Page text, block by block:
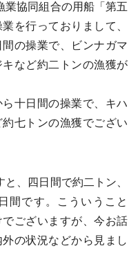
協同組合の用船「第五
を行っておりまして、
の操業で、ビンナガマ
など約二トンの漁獲が
十日間の操業で、キハ
七トンの漁獲でござい
、四日間で約二トン、
間です。こういうこと
ございますが、今お話
の状況などから見まし